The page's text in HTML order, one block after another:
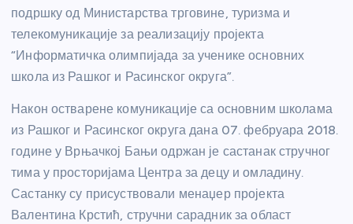
подршку од Министарства трговине, туризма и
телекомуникације за реализацију пројекта
“Информатичка олимпијада за ученике основних
школа из Рашког и Расинског округа”.
Након остварене комуникације са основним школама
из Рашког и Расинског округа дана 07. фебруара 2018.
године у Врњачкој Бањи одржан је састанак стручног
тима у просторијама Центра за децу и омладину.
Састанку су присуствовали менаџер пројекта
Валентина Крстић, стручни сарадник за област